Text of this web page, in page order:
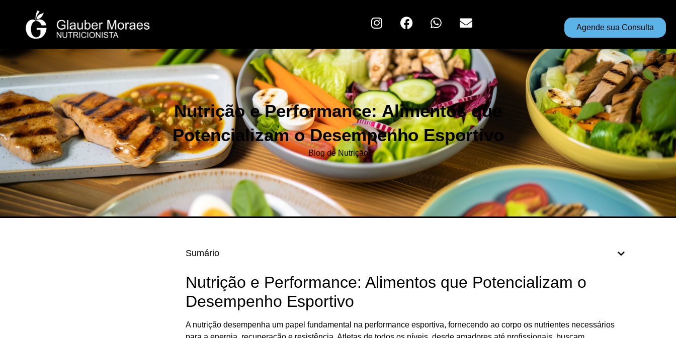
Agende sua Consulta
Nutrição e Performance: Alimentos que
Potencializam o Desempenho Esportivo
Blog de Nutrição
Sumário
Nutrição e Performance: Alimentos que Potencializam o
Desempenho Esportivo
A nutrição desempenha um papel fundamental na performance esportiva, fornecendo ao corpo os nutrientes necessários